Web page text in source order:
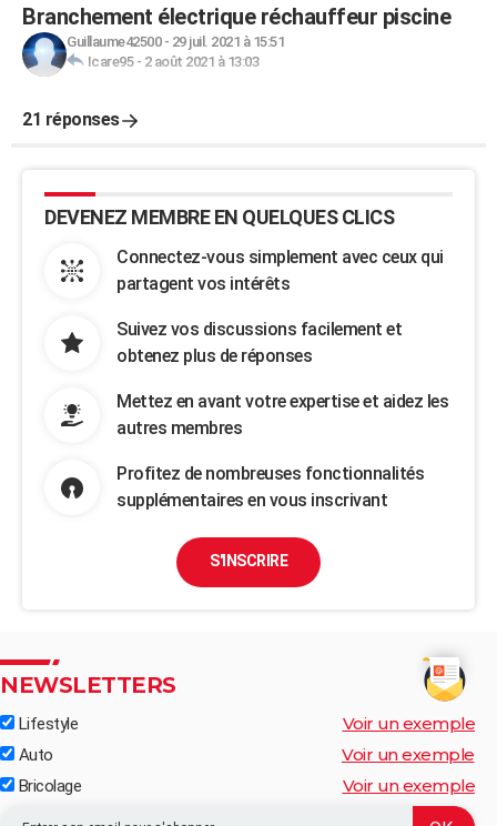
Branchement électrique réchauffeur piscine
Guillaume42500- 29 juil. 2021 à 15:51
Icare95- 2 août 2021 à 13:03
21 réponses
DEVENEZ MEMBRE EN QUELQUES CLICS
Connectez-vous simplement avec ceux qui
partagent vos intérêts
Suivez vos discussions facilement et
obtenez plus de réponses
Mettez en avant votre expertise et aidez les
autres membres
Profitez de nombreuses fonctionnalités
supplémentaires en vous inscrivant
S'INSCRIRE
NEWSLETTERS
Lifestyle Voir un exemple
Auto Voir un exemple
Bricolage Voir un exemple